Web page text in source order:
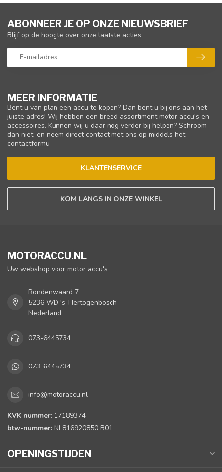
MEER INFORMATIE
Bent u van plan een accu te kopen? Dan bent u bij ons aan het
juiste adres! Wij hebben een breed assortiment motor accu's en
accessoires. Kunnen wij u daar nog verder bij helpen? Schroom
dan niet, en neem direct contact met ons op middels het
contactformu
KLANTENSERVICE
KOM LANGS IN ONZE WINKEL
ABONNEER JE OP ONZE NIEUWSBRIEF
Blijf op de hoogte over onze laatste acties
MOTORACCU.NL
Uw webshop voor motor accu's
Rondenwaard 7
5236 WD 's-Hertogenbosch
Nederland
073-6445734
073-6445734
info@motoraccu.nl
KVK nummer: 17189374
btw-nummer: NL816920850 B01
OPENINGSTIJDEN